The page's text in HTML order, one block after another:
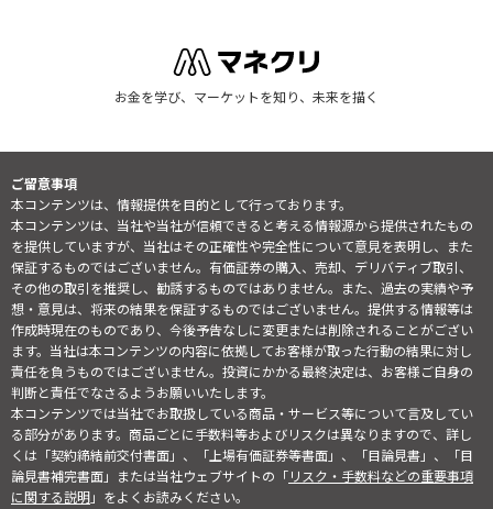
お金を学び、マーケットを知り、未来を描く
ご留意事項
本コンテンツは、情報提供を目的として行っております。
本コンテンツは、当社や当社が信頼できると考える情報源から提供されたもの
を提供していますが、当社はその正確性や完全性について意見を表明し、また
保証するものではございません。有価証券の購入、売却、デリバティブ取引、
その他の取引を推奨し、勧誘するものではありません。また、過去の実績や予
想・意見は、将来の結果を保証するものではございません。提供する情報等は
作成時現在のものであり、今後予告なしに変更または削除されることがござい
ます。当社は本コンテンツの内容に依拠してお客様が取った行動の結果に対し
責任を負うものではございません。投資にかかる最終決定は、お客様ご自身の
判断と責任でなさるようお願いいたします。
本コンテンツでは当社でお取扱している商品・サービス等について言及してい
る部分があります。商品ごとに手数料等およびリスクは異なりますので、詳し
くは「契約締結前交付書面」、「上場有価証券等書面」、「目論見書」、「目
論見書補完書面」または当社ウェブサイトの「リスク・手数料などの重要事項
に関する説明」をよくお読みください。